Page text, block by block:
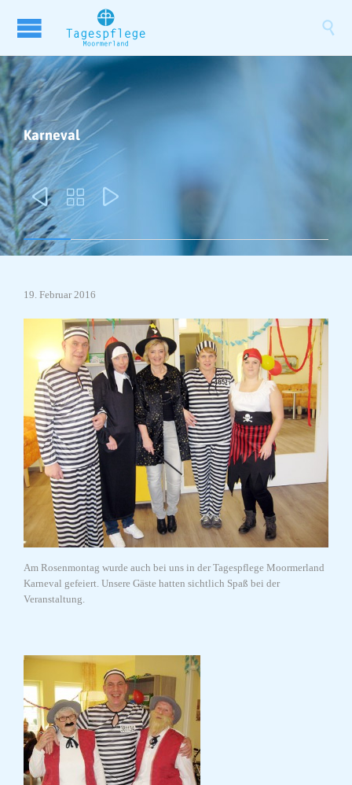

Karneval
  
19. Februar 2016
Am Rosenmontag wurde auch bei uns in der Tagespflege Moormerland
Karneval gefeiert. Unsere Gäste hatten sichtlich Spaß bei der
Veranstaltung.